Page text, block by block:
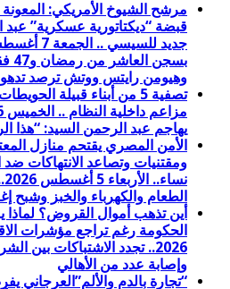
مرشح الشيوخ الأمريكي:
قبضة “ديكتاتورية عسكرية”
وهيومن رايتس ووتش ترصد
تصفية 5 من أبناء قبيلة
يهاجم عبد الرحمن السيد: “هذا
الأمن المصري يقتحم منازل
ومقتنيات وتصاعد الانتهاكات
الطعام والكهرباء والخبز وشبح
أين تذهب أموال القروض؟
2026.. تجدد الاشتباكات بين
وإصابة عدد من الأهالي